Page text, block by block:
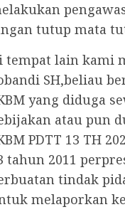
tutup mata
tempat lain kami
SH,beliau
yang diduga
atau pun
PDTT 13 TH
tahun 2011
tindak
melaporkan